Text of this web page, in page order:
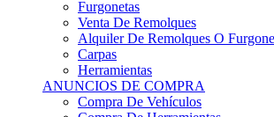
Alquiler De Remolques O Furgones
Carpas
Herramientas
ANUNCIOS DE COMPRA
Compra De Vehículos
Compra De Herramientas